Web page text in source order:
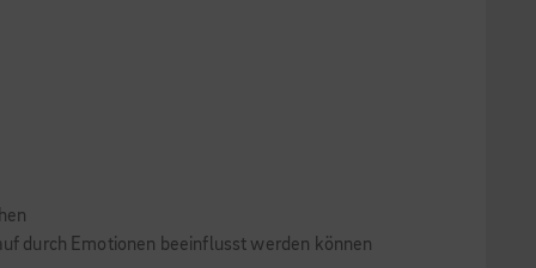
durch Emotionen beeinflusst werden können